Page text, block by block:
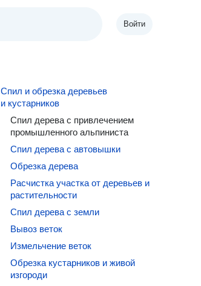
Войти
Спил и обрезка деревьев
и кустарников
Спил дерева с привлечением
промышленного альпиниста
Спил дерева с автовышки
Обрезка дерева
Расчистка участка от деревьев и
растительности
Спил дерева с земли
Вывоз веток
Измельчение веток
Обрезка кустарников и живой
изгороди